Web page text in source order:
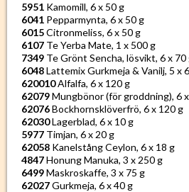
5951 Kamomill, 6 x 50 g
6041 Pepparmynta, 6 x 50 g
6015Citronmeliss, 6 x 50 g
6107 Te Yerba Mate, 1 x 500 g
7349 Te Grönt Sencha, lösvikt, 6 x 70
6048Lattemix Gurkmeja & Vanilj, 5 x
620010Alfalfa, 6 x 120 g
62079Mungbönor (för groddning), 6
62076Bockhornsklöverfrö, 6 x 120 g
62030Lagerblad, 6 x 10 g
5977 Timjan, 6 x 20 g
62058 Kanelstång Ceylon, 6 x 18 g
4847Honung Manuka, 3 x 250 g
6499Maskroskaffe, 3 x 75 g
62027Gurkmeja, 6 x 40 g